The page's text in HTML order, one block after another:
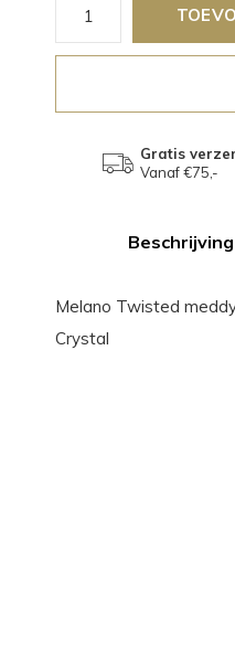
Gratis
Vanaf €75,-
Beschrijving
Melano Twisted
Crystal